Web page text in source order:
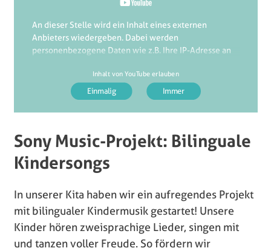
An dieser Stelle wird ein Inhalt eines externen
Anbieters wiedergeben. Dabei werden
personenbezogene Daten wie z.B. Ihre IP-Adresse an
diese auch dazu verwenden, Ihr Nutzungsverhalten
mithilfe von Cookies oder anderen Tracking-
Technologien zu Marktforschungs- und
Marketingzwecken zu analysieren.
Die Übermittlung Ihrer Daten an den externen
Anbieter wird so lange verhindert, bis Sie aktiv auf
diesen Hinweis klicken. Technisch gesehen wird der
Inhalt erst nach dem Klick eingebunden.
Inhalt von YouTube erlauben
Sony Music-Projekt: Bilinguale
Kindersongs
In unserer Kita haben wir ein aufregendes Projekt
mit bilingualer Kindermusik gestartet! Unsere
Kinder hören zweisprachige Lieder, singen mit
und tanzen voller Freude. So fördern wir